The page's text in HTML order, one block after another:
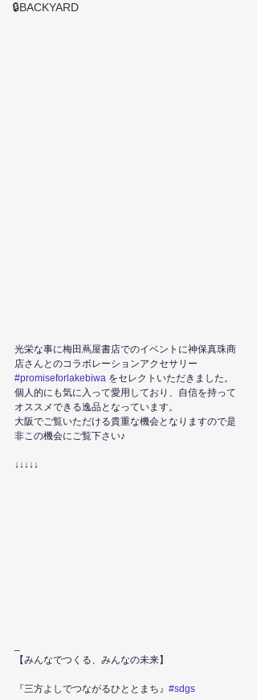
🔒BACKYARD
光栄な事に梅田蔦屋書店でのイベントに神保真珠商
店さんとのコラボレーションアクセサリー
#promiseforlakebiwa をセレクトいただきました。
個人的にも気に入って愛用しており、自信を持って
オススメできる逸品となっています。
大阪でご覧いただける貴重な機会となりますので是
非この機会にご覧下さい♪
↓↓↓↓↓
【みんなでつくる、みんなの未来】
『三方よしでつながるひととまち』 #sdgs